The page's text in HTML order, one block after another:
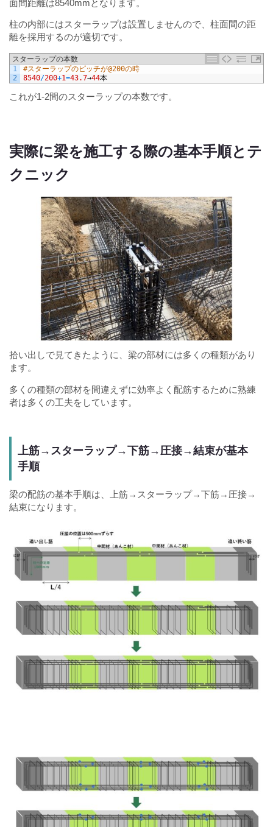
面間距離は8540mmとなります。
柱の内部にはスターラップは設置しませんので、柱面間の距
離を採用するのが適切です。
スターラップの本数
1
2
#スターラップのピッチが@200の時
8540/200+1=43.7→44本
これが1-2間のスターラップの本数です。
実際に梁を施工する際の基本手順とテ
クニック
拾い出しで見てきたように、梁の部材には多くの種類があり
ます。
多くの種類の部材を間違えずに効率よく配筋するために熟練
者は多くの工夫をしています。
上筋→スターラップ→下筋→圧接→結束が基本
手順
梁の配筋の基本手順は、上筋→スターラップ→下筋→圧接→
結束になります。